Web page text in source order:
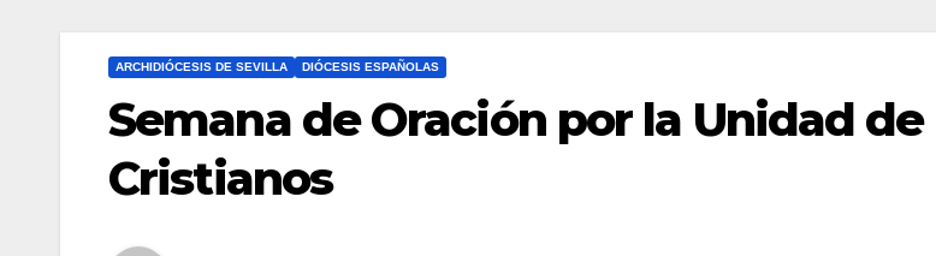
ARCHIDIÓCESIS DE SEVILLA DIÓCESIS ESPAÑOLAS
Semana de Oración por la Unidad de
Cristianos